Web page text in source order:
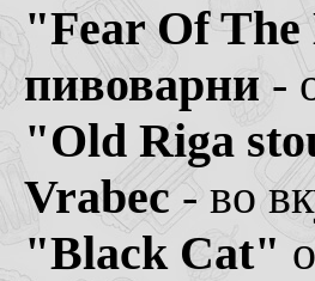
"Fear Of
пивоварни -
"Old Riga
Vrabec- во
"Black Cat"